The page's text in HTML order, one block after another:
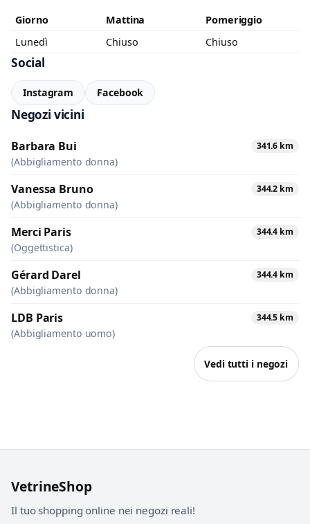
Giorno Mattina
Pomeriggio
Lunedì
Chiuso Chiuso
Social
Instagram Facebook
Negozi vicini
Barbara Bui 341.6 km
(Abbigliamento donna)
Vanessa Bruno 344.2 km
(Abbigliamento donna)
Merci Paris 344.4 km
(Oggettistica)
Gérard Darel 344.4 km
(Abbigliamento donna)
LDB Paris 344.5 km
(Abbigliamento uomo)
Vedi tutti i negozi
VetrineShop
Il tuo shopping online nei negozi reali!